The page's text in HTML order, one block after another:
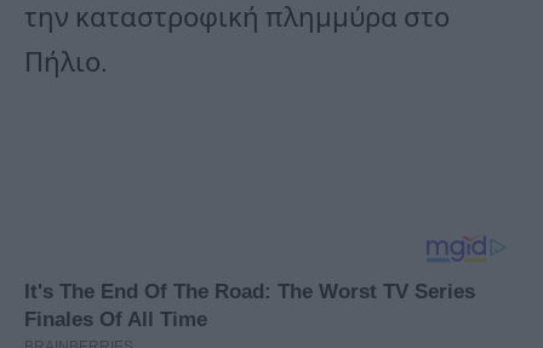
την καταστροφική πλημμύρα στο
Πήλιο.